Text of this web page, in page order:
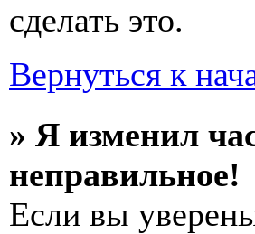
сделать это.
Вернуться к
» Я изменил
неправильное!
Если вы